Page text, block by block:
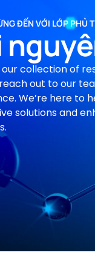
ĐẾN VỚI LỚP PHỦ
our collection of
out to our
We’re here to
solutions and